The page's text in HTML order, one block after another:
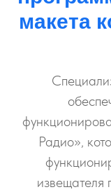
макета
Радио»,
извещателя